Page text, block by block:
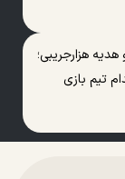
هزارجریبی؛
تیم بازی